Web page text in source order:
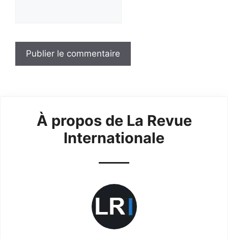
À propos de La Revue
Internationale